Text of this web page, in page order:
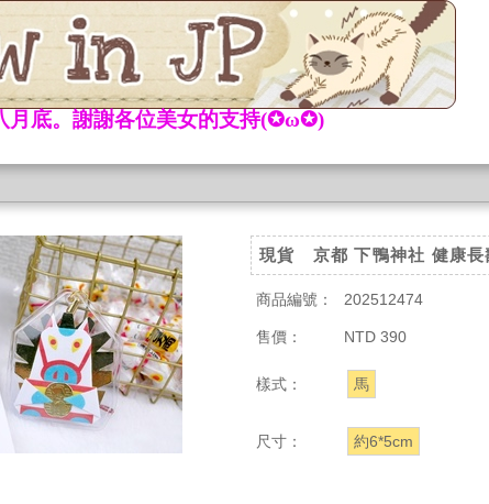
現貨 京都 下鴨神社 健康長
商品編號： 202512474
售價： NTD 390
樣式： 馬
尺寸： 約6*5cm
月底。謝謝各位美女的支持(✪ω✪)